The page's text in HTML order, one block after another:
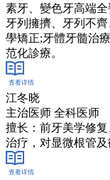
素牙、變色牙高端
牙列擁擠、牙列不
學矯正;牙體牙髓治
范化診療。
查看详情
江冬晓
主治医师 全科医师
擅长：前牙美学修
治疗，对显微根管及
查看详情